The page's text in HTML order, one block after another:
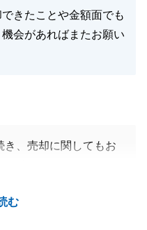
。
。
きたことや金額面でも
会があればまたお願い
む
き、売却に関してもお
、うれしいお言葉を頂